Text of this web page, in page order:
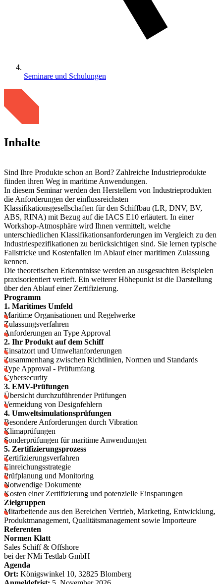
Seminare und Schulungen
Inhalte
Sind Ihre Produkte schon an Bord? Zahlreiche Industrieprodukte
fiinden ihren Weg in maritime Anwendungen.
In diesem Seminar werden den Herstellern von Industrieprodukten
die Anforderungen der einflussreichsten
Klassifikationsgesellschaften für den Schiffbau (LR, DNV, BV,
ABS, RINA) mit Bezug auf die IACS E10 erläutert. In einer
Workshop-Atmosphäre wird Ihnen vermittelt, welche
unterschiedlichen Klassifikationsanforderungen im Vergleich zu den
Industriespezifikationen zu berücksichtigen sind. Sie lernen typische
Fallstricke und Kostenfallen im Ablauf einer maritimen Zulassung
kennen.
Die theoretischen Erkenntnisse werden an ausgesuchten Beispielen
praxisorientiert vertieft. Ein weiterer Höhepunkt ist die Darstellung
über den Ablauf einer Zertifizierung.
Programm
1. Maritimes Umfeld
Maritime Organisationen und Regelwerke
Zulassungsverfahren
Anforderungen an Type Approval
2. Ihr Produkt auf dem Schiff
Einsatzort und Umweltanforderungen
Zusammenhang zwischen Richtlinien, Normen und Standards
Type Approval - Prüfumfang
Cybersecurity
3. EMV-Prüfungen
Übersicht durchzuführender Prüfungen
Vermeidung von Designfehlern
4. Umweltsimulationsprüfungen
Besondere Anforderungen durch Vibration
Klimaprüfungen
Sonderprüfungen für maritime Anwendungen
5. Zertifizierungsprozess
Zertifizierungsverfahren
Einreichungsstrategie
Prüfplanung und Monitoring
Notwendige Dokumente
Kosten einer Zertifizierung und potenzielle Einsparungen
Zielgruppen
Mitarbeitende aus den Bereichen Vertrieb, Marketing, Entwicklung,
Produktmanagement, Qualitätsmanagement sowie Importeure
Referenten
Normen Klatt
Sales Schiff & Offshore
bei der NMi Testlab GmbH
Agenda
Ort: Königswinkel 10, 32825 Blomberg